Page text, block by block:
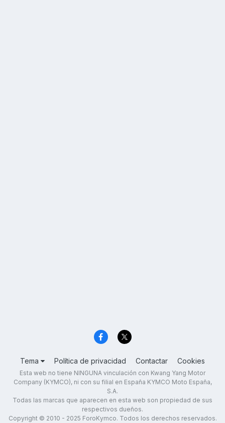
Tema Política de privacidad Contactar Cookies
Esta web no tiene NINGUNA vinculación con Kwang Yang Motor
Company (KYMCO), ni con su filial en España KYMCO Moto España,
S.A.
Todas las marcas que aparecen en esta web son propiedad de sus
respectivos dueños.
Copyright © 2010 - 2025 ForoKymco. Todos los derechos reservados.